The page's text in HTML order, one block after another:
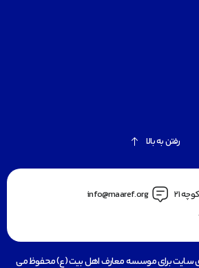
رفتن به بالا
21
info@maaref.org
سایت برای موسسه معارف اهل بیت (ع) محفوظ می